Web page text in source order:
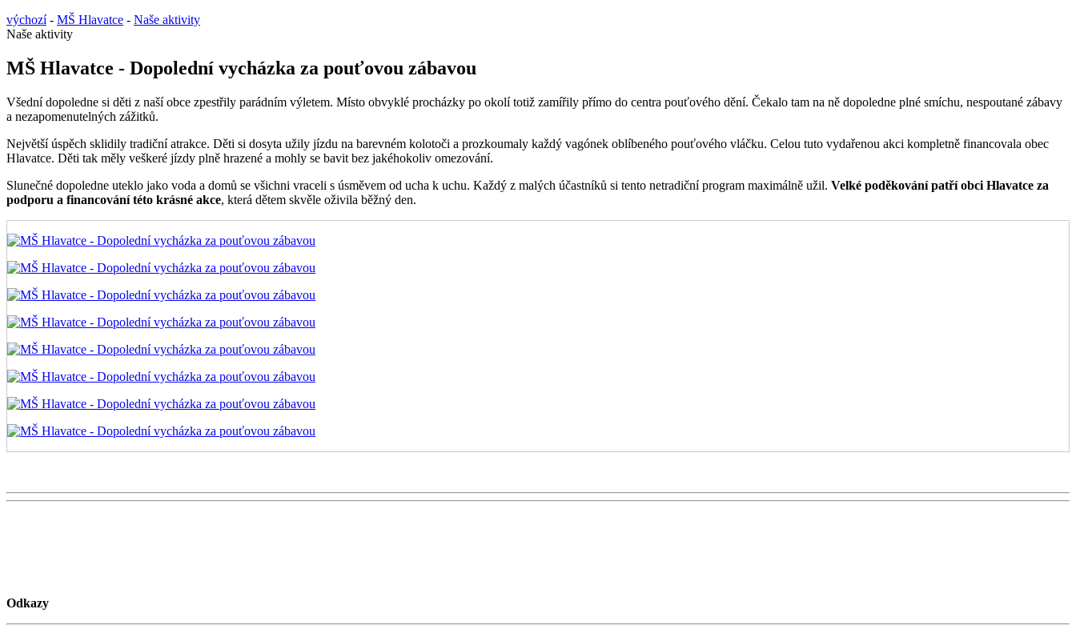
výchozí- MŠ Hlavatce - Naše aktivity
Naše aktivity
MŠ Hlavatce - Dopolední vycházka za pouťovou zábavou
Všední dopoledne si děti z naší obce zpestřily parádním výletem. Místo obvyklé procházky po okolí totiž zamířily přímo do centra pouťového dění. Čekalo tam na ně dopoledne plné smíchu, nespoutané zábavy
a nezapomenutelných zážitků.
Největší úspěch sklidily tradiční atrakce. Děti si dosyta užily jízdu na barevném kolotoči a prozkoumaly každý vagónek oblíbeného pouťového vláčku. Celou tuto vydařenou akci kompletně financovala obec
Hlavatce. Děti tak měly veškeré jízdy plně hrazené a mohly se bavit bez jakéhokoliv omezování.
Slunečné dopoledne uteklo jako voda a domů se všichni vraceli s úsměvem od ucha k uchu. Každý z malých účastníků si tento netradiční program maximálně užil. Velké poděkování patří obci Hlavatce za
podporu a financování této krásné akce, která dětem skvěle oživila běžný den.
Odkazy